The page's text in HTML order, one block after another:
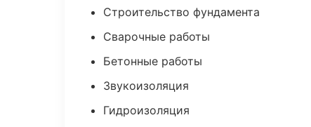
Строительство фундамента
Сварочные работы
Бетонные работы
Звукоизоляция
Гидроизоляция